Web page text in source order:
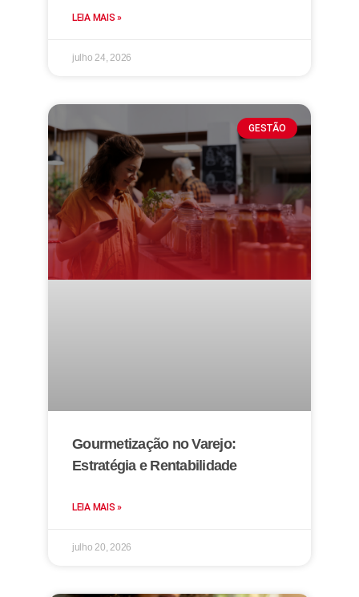
LEIA MAIS »
julho 24, 2026
GESTÃO
Gourmetização no Varejo:
Estratégia e Rentabilidade
LEIA MAIS »
julho 20, 2026